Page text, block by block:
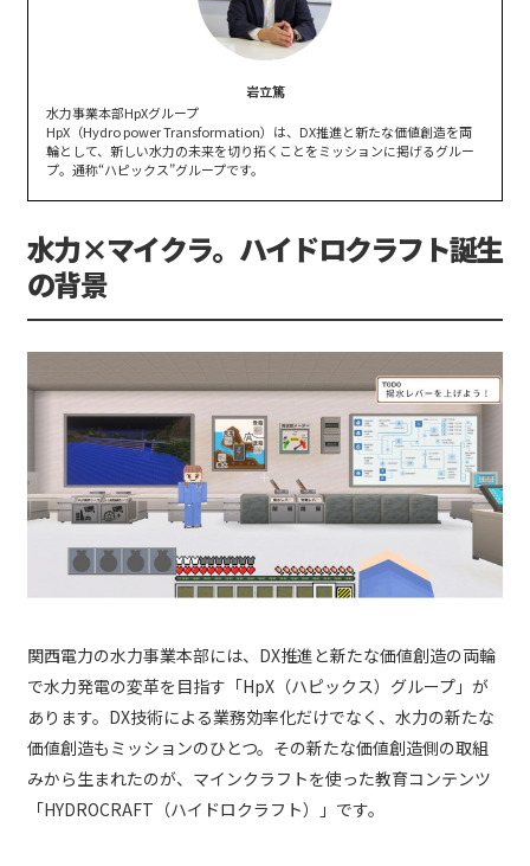
岩立篤
水力事業本部HpXグループ
HpX（Hydro power Transformation）は、DX推進と新たな価値創造を両
輪として、新しい水力の未来を切り拓くことをミッションに掲げるグルー
プ。通称“ハピックス”グループです。
水力×マイクラ。ハイドロクラフト誕生
の背景
関西電力の水力事業本部には、DX推進と新たな価値創造の両輪
で水力発電の変革を目指す「HpX（ハピックス）グループ」が
あります。DX技術による業務効率化だけでなく、水力の新たな
価値創造もミッションのひとつ。その新たな価値創造側の取組
みから生まれたのが、マインクラフトを使った教育コンテンツ
「HYDROCRAFT（ハイドロクラフト）」です。